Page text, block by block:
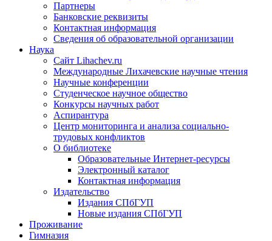
Партнеры
Банковские реквизиты
Контактная информация
Сведения об образовательной организации
Наука
Сайт Lihachev.ru
Международные Лихачевские научные чтения
Научные конференции
Студенческое научное общество
Конкурсы научных работ
Аспирантура
Центр мониторинга и анализа социально-
трудовых конфликтов
О библиотеке
Образовательные Интернет-ресурсы
Электронный каталог
Контактная информация
Издательство
Издания СПбГУП
Новые издания СПбГУП
Проживание
Гимназия